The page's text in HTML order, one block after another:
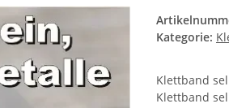
Kategorie:
Klettband
Klettband